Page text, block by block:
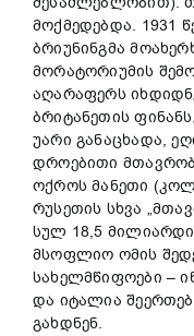
მოქმედებდა. 1931
ბრიუნინგმა
მორატორიუმის
აღარაფერს
ბრიტანეთის
უარი განაცხადა,
დროებითი
ოქროს მანეთი
რუსეთის სხვა
სულ 18,5
მსოფლიო ომის
სახელმწიფოები –
და იტალია
გახდნენ.